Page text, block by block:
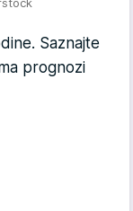
Saznajte
prognozi